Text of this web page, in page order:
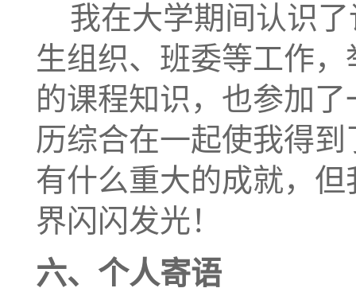
我在大学期间认识
生组织、班委等工作
的课程知识，也参加
历综合在一起使我得
有什么重大的成就，
界闪闪发光！
六、个人寄语